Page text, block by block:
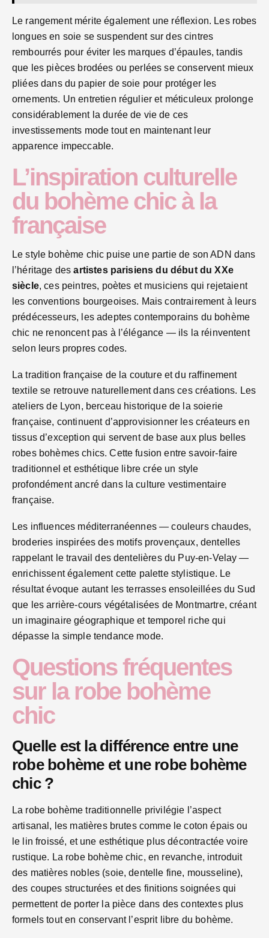
Le rangement mérite également une réflexion. Les robes
longues en soie se suspendent sur des cintres
rembourrés pour éviter les marques d’épaules, tandis
que les pièces brodées ou perlées se conservent mieux
pliées dans du papier de soie pour protéger les
ornements. Un entretien régulier et méticuleux prolonge
considérablement la durée de vie de ces
investissements mode tout en maintenant leur
apparence impeccable.
L’inspiration culturelle
du bohème chic à la
française
Le style bohème chic puise une partie de son ADN dans
l’héritage desartistes parisiens du début du XXe
siècle, ces peintres, poètes et musiciens qui rejetaient
les conventions bourgeoises. Mais contrairement à leurs
prédécesseurs, les adeptes contemporains du bohème
chic ne renoncent pas à l’élégance — ils la réinventent
selon leurs propres codes.
La tradition française de la couture et du raffinement
textile se retrouve naturellement dans ces créations. Les
ateliers de Lyon, berceau historique de la soierie
française, continuent d’approvisionner les créateurs en
tissus d’exception qui servent de base aux plus belles
robes bohèmes chics. Cette fusion entre savoir-faire
traditionnel et esthétique libre crée un style
profondément ancré dans la culture vestimentaire
française.
Les influences méditerranéennes — couleurs chaudes,
broderies inspirées des motifs provençaux, dentelles
rappelant le travail des dentelières du Puy-en-Velay —
enrichissent également cette palette stylistique. Le
résultat évoque autant les terrasses ensoleillées du Sud
que les arrière-cours végétalisées de Montmartre, créant
un imaginaire géographique et temporel riche qui
dépasse la simple tendance mode.
Questions fréquentes
sur la robe bohème
chic
Quelle est la différence entre une
robe bohème et une robe bohème
chic ?
La robe bohème traditionnelle privilégie l’aspect
artisanal, les matières brutes comme le coton épais ou
le lin froissé, et une esthétique plus décontractée voire
rustique. La robe bohème chic, en revanche, introduit
des matières nobles (soie, dentelle fine, mousseline),
des coupes structurées et des finitions soignées qui
permettent de porter la pièce dans des contextes plus
formels tout en conservant l’esprit libre du bohème.